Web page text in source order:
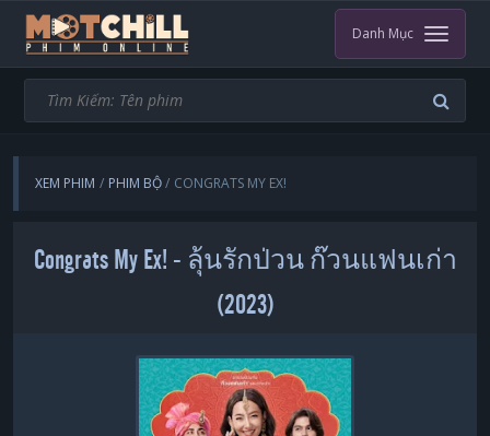
Danh Mục
XEM PHIM PHIM BỘ CONGRATS MY EX!
Congrats My Ex! - ลุ้นรักป่วน ก๊วนแฟนเก่า
(2023)